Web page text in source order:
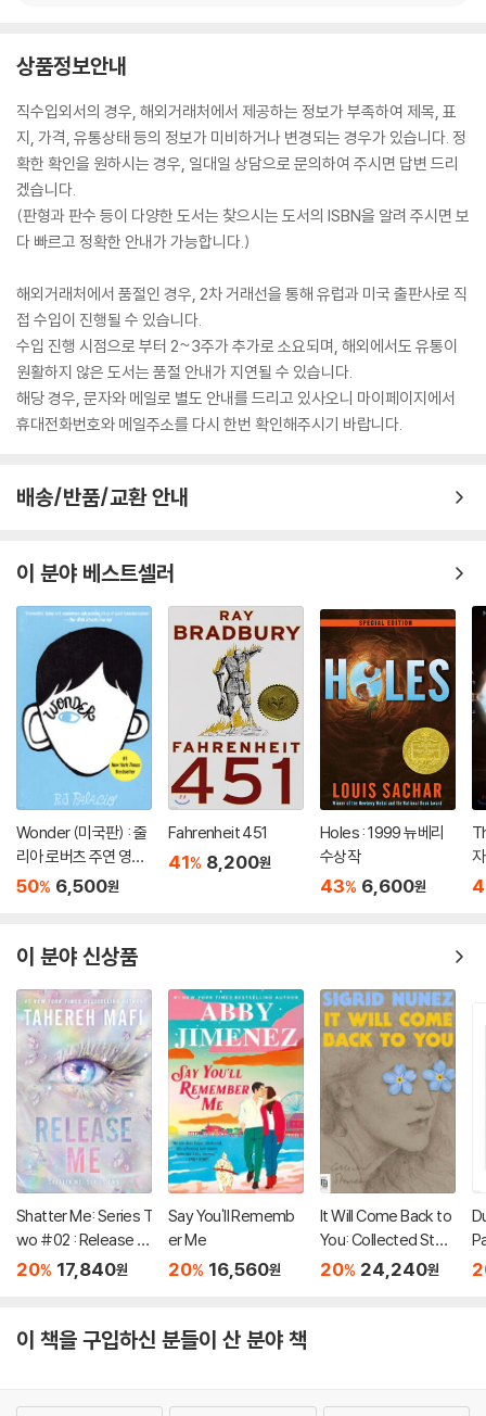
상품정보안내
직수입외서의 경우, 해외거래처에서 제공하는 정보가 부족하여 제목, 표
지, 가격, 유통상태 등의 정보가 미비하거나 변경되는 경우가 있습니다. 정
확한 확인을 원하시는 경우, 일대일 상담으로 문의하여 주시면 답변 드리
겠습니다.
(판형과 판수 등이 다양한 도서는 찾으시는 도서의 ISBN을 알려 주시면 보
다 빠르고 정확한 안내가 가능합니다.)
해외거래처에서 품절인 경우, 2차 거래선을 통해 유럽과 미국 출판사로 직
접 수입이 진행될 수 있습니다.
수입 진행 시점으로 부터 2~3주가 추가로 소요되며, 해외에서도 유통이
원활하지 않은 도서는 품절 안내가 지연될 수 있습니다.
해당 경우, 문자와 메일로 별도 안내를 드리고 있사오니 마이페이지에서
휴대전화번호와 메일주소를 다시 한번 확인해주시기 바랍니다.
배송/반품/교환 안내
이 분야 베스트셀러
Wonder (미국판) : 줄
리아 로버츠 주연 영화
'원더' 원작 소설
50% 6,500원
Fahrenheit 451
41% 8,200원
Holes : 1999 뉴베리
수상작
43% 6,600원
자
이 분야 신상품
Shatter Me: Series T
wo #02 : Release M
e
20% 17,840원
Say You'll Rememb
er Me
20% 16,560원
It Will Come Back to
You: Collected Stori
es
20% 24,240원
이 책을 구입하신 분들이 산 분야 책